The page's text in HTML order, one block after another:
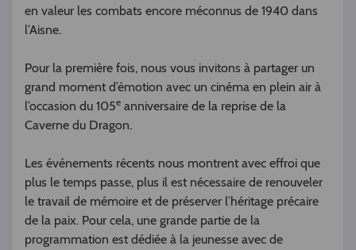
en valeur les combats encore méconnus de 1940 dans
l’Aisne.
Pour la première fois, nous vous invitons à partager un
grand moment d’émotion avec un cinéma en plein air à
l’occasion du 105e anniversaire de la reprise de la
Caverne du Dragon.
Les événements récents nous montrent avec effroi que
plus le temps passe, plus il est nécessaire de renouveler
le travail de mémoire et de préserver l’héritage précaire
de la paix. Pour cela, une grande partie de la
programmation est dédiée à la jeunesse avec de